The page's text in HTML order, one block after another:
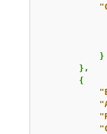
            }
        },
{